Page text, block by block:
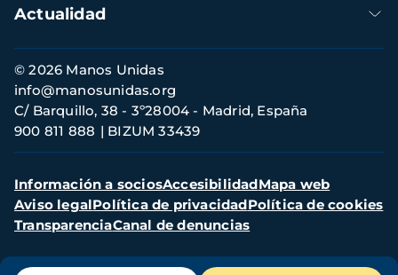
Actualidad
Información
de
contacto
© 2026 Manos Unidas
C/ Barquillo, 38 - 3º28004 - Madrid, España
900 811 888
BIZUM 33439
info@manosunidas.org
Menú
secundario
Información a sociosAccesibilidadMapa web
Aviso legalPolítica de privacidadPolítica de cookies
TransparenciaCanal de denuncias